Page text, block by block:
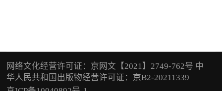
网络文化经营许可证：京网文【2021】2749-762号 中
华人民共和国出版物经营许可证：京B2-20211339